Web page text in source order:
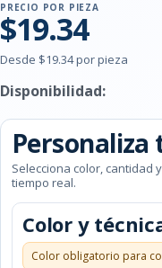
PRECIO POR PIEZA
$19.34
Desde $19.34 por pieza
Disponibilidad:
Selecciona color, cantidad
tiempo real.
Color y
Color obligatorio para